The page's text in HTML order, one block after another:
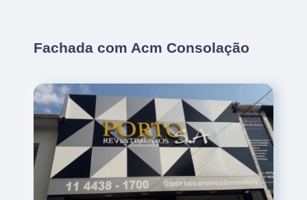
Fachada com Acm Consolação